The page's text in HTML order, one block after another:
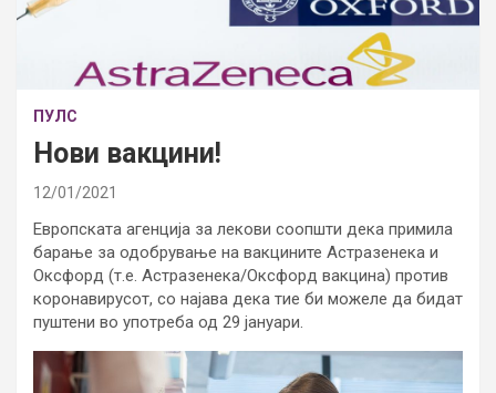
ПУЛС
Нови вакцини!
12/01/2021
Европската агенција за лекови соопшти дека примила
барање за одобрување на вакцините Астразенека и
Оксфорд (т.е. Астразенека/Оксфорд вакцина) против
коронавирусот, со најава дека тие би можеле да бидат
пуштени во употреба од 29 јануари.